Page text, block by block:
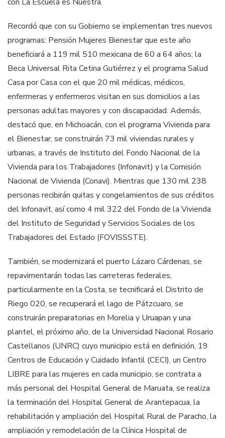
Recordó que con su Gobierno se implementan tres nuevos
programas: Pensión Mujeres Bienestar que este año
beneficiará a 119 mil 510 mexicana de 60 a 64 años; la
Beca Universal Rita Cetina Gutiérrez y el programa Salud
Casa por Casa con el que 20 mil médicas, médicos,
enfermeras y enfermeros visitan en sus domicilios a las
personas adultas mayores y con discapacidad. Además,
destacó que, en Michoacán, con el programa Vivienda para
el Bienestar, se construirán 73 mil viviendas rurales y
urbanas, a través de Instituto del Fondo Nacional de la
Vivienda para los Trabajadores (Infonavit) y la Comisión
Nacional de Vivienda (Conavi). Mientras que 130 mil 238
personas recibirán quitas y congelamientos de sus créditos
del Infonavit, así como 4 mil 322 del Fondo de la Vivienda
del Instituto de Seguridad y Servicios Sociales de los
Trabajadores del Estado (FOVISSSTE).
También, se modernizará el puerto Lázaro Cárdenas, se
repavimentarán todas las carreteras federales,
particularmente en la Costa, se tecnificará el Distrito de
Riego 020, se recuperará el lago de Pátzcuaro, se
construirán preparatorias en Morelia y Uruapan y una
plantel, el próximo año, de la Universidad Nacional Rosario
Castellanos (UNRC) cuyo municipio está en definición, 19
Centros de Educación y Cuidado Infantil (CECI), un Centro
LIBRE para las mujeres en cada municipio, se contrata a
más personal del Hospital General de Maruata, se realiza
la terminación del Hospital General de Arantepacua, la
rehabilitación y ampliación del Hospital Rural de Paracho, la
ampliación y remodelación de la Clínica Hospital de